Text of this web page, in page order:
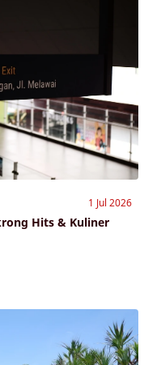
1 Jul 2026
Hits & Kuliner